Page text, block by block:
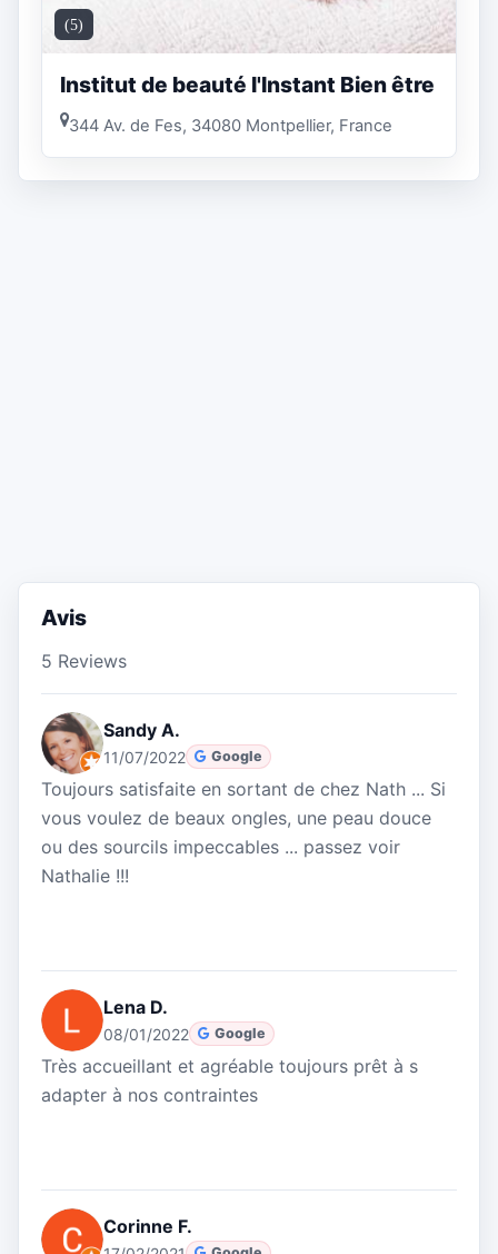
(5)
Institut de beauté l'Instant Bien être
344 Av. de Fes, 34080 Montpellier, France
Avis
5 Reviews
Sandy A.
11/07/2022 Google
Toujours satisfaite en sortant de chez Nath ... Si
vous voulez de beaux ongles, une peau douce
ou des sourcils impeccables ... passez voir
Nathalie !!!
Lena D.
08/01/2022 Google
Très accueillant et agréable toujours prêt à s
adapter à nos contraintes
Corinne F.